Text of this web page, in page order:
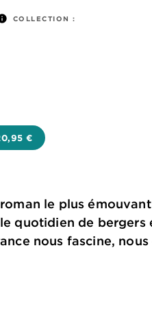
COLLECTION :
€
le plus
quotidien de bergers
nous fascine,